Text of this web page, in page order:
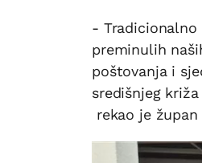
- Tradicionalno
preminulih
poštovanja i
središnjeg
rekao je župan